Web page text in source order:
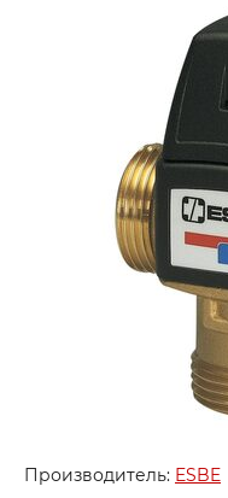
Производитель: ESBE